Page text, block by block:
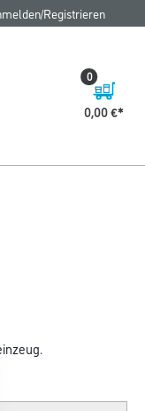
Registrieren
0,00 €
0